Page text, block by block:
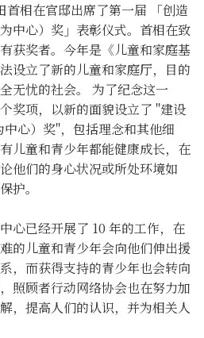
首相在官邸出席了第一届 「创造
中心）奖」表彰仪式。首相在致
获奖者。今年是《儿童和家庭基
设立了新的儿童和家庭厅，目的
无忧的社会。 为了纪念这一
奖项，以新的面貌设立了 "建设
心）奖"，包括理念和其他细
儿童和青少年都能健康成长，在
他们的身心状况或所处环境如
护。
心已经开展了 10 年的工作，在
的儿童和青少年会向他们伸出援
，而获得支持的青少年也会转向
照顾者行动网络协会也在努力加
，提高人们的认识，并为相关人